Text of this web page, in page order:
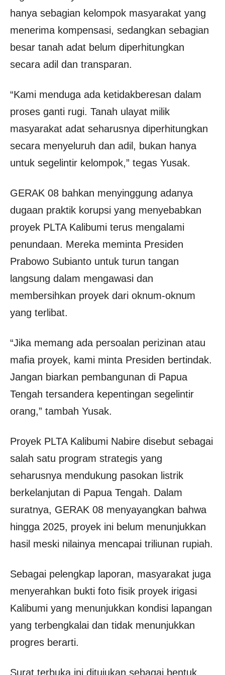
hanya sebagian kelompok masyarakat yang
menerima kompensasi, sedangkan sebagian
besar tanah adat belum diperhitungkan
secara adil dan transparan.
“Kami menduga ada ketidakberesan dalam
proses ganti rugi. Tanah ulayat milik
masyarakat adat seharusnya diperhitungkan
secara menyeluruh dan adil, bukan hanya
untuk segelintir kelompok,” tegas Yusak.
GERAK 08 bahkan menyinggung adanya
dugaan praktik korupsi yang menyebabkan
proyek PLTA Kalibumi terus mengalami
penundaan. Mereka meminta Presiden
Prabowo Subianto untuk turun tangan
langsung dalam mengawasi dan
membersihkan proyek dari oknum-oknum
yang terlibat.
“Jika memang ada persoalan perizinan atau
mafia proyek, kami minta Presiden bertindak.
Jangan biarkan pembangunan di Papua
Tengah tersandera kepentingan segelintir
orang,” tambah Yusak.
Proyek PLTA Kalibumi Nabire disebut sebagai
salah satu program strategis yang
seharusnya mendukung pasokan listrik
berkelanjutan di Papua Tengah. Dalam
suratnya, GERAK 08 menyayangkan bahwa
hingga 2025, proyek ini belum menunjukkan
hasil meski nilainya mencapai triliunan rupiah.
Sebagai pelengkap laporan, masyarakat juga
menyerahkan bukti foto fisik proyek irigasi
Kalibumi yang menunjukkan kondisi lapangan
yang terbengkalai dan tidak menunjukkan
progres berarti.
Surat terbuka ini ditujukan sebagai bentuk